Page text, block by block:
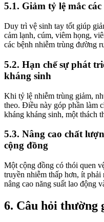
5.1. Giảm tỷ lệ mắc
Duy trì vệ sinh tay tốt giúp
cảm lạnh, cúm, viêm họng,
các bệnh nhiễm trùng đường
5.2. Hạn chế sự phát
kháng sinh
Khi tỷ lệ nhiễm trùng giảm,
theo. Điều này góp phần làm
kháng kháng sinh, một thách
5.3. Nâng cao chất
cộng đồng
Một cộng đồng có thói quen
truyền nhiễm thấp hơn, ít
nâng cao năng suất lao động
6. Câu hỏi thường